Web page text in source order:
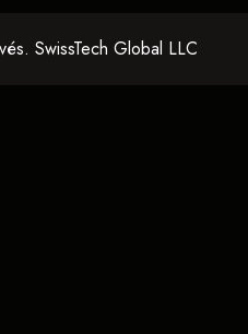
SwissTech Global LLC